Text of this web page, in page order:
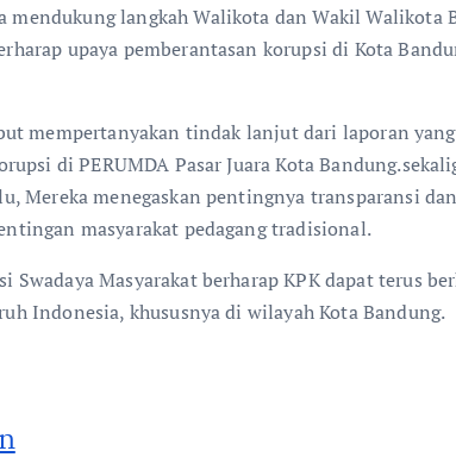
mendukung langkah Walikota dan Wakil Walikota
upaya pemberantasan korupsi di Kota
mempertanyakan tindak lanjut dari laporan
di PERUMDA Pasar Juara Kota
Mereka menegaskan pentingnya transparansi
masyarakat pedagang tradisional.
Masyarakat berharap KPK dapat terus
Indonesia, khususnya di wilayah Kota Bandung.